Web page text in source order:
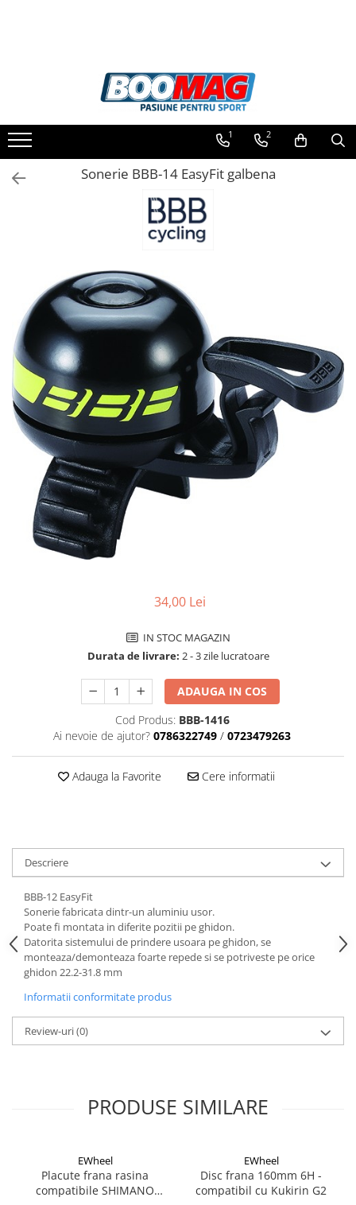
Biciclete copii
Biciclete dama
Biciclete mountain bike (MTB)
Biciclete pliabile
Biciclete de trekking
Biciclete Cursiere, Cyclocross
si Gravel
Accesorii biciclete
Scaun bicicleta copii
Chei si scule bicicleta
Portbagaj bicicleta
Antifurt bicicleta
Cosuri bicicleta
Pompa bicicleta
Produse intretinere bicicleta
Suport telefon bicicleta
Cricuri bicicleta
Aparatori noroi bicicleta
Suport bicicleta
Anvelopa bicicleta
Camera bicicleta
Pinioane
Lant bicicleta
Urechi cadru bicicleta
Mansoane si ghidolina
Ghidoane bicicleta
Pipe ghidon
Pedale bicicleta
Furci bicicleta
Placute frana bicicleta
Discuri frana bicicleta
1 2
Sonerie BBB-14 EasyFit galbena
34,00 Lei
IN STOC MAGAZIN
Durata de livrare: 2 - 3 zile lucratoare
ADAUGA IN COS
Cod Produs: BBB-1416
Ai nevoie de ajutor? 0786322749 / 0723479263
Adauga la Favorite Cere informatii
Descriere
BBB-12 EasyFit
Sonerie fabricata dintr-un aluminiu usor.
Poate fi montata in diferite pozitii pe ghidon.
Datorita sistemului de prindere usoara pe ghidon, se
monteaza/demonteaza foarte repede si se potriveste pe orice
ghidon 22.2-31.8 mm
Informatii conformitate produs
Review-uri(0)
PRODUSE SIMILARE
EWheel
Placute frana rasina
compatibile SHIMANO
EWheel
Disc frana 160mm 6H -
compatibil cu Kukirin G2